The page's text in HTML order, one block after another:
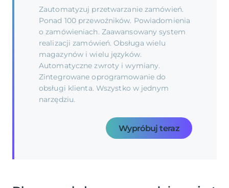
Zautomatyzuj przetwarzanie zamówień.
Ponad 100 przewoźników. Powiadomienia
o zamówieniach. Zaawansowany system
realizacji zamówień. Obsługa wielu
magazynów i wielu języków.
Automatyczne zwroty i wymiany.
Zintegrowane oprogramowanie do
obsługi klienta. Wszystko w jednym
narzędziu.
Wypróbuj teraz